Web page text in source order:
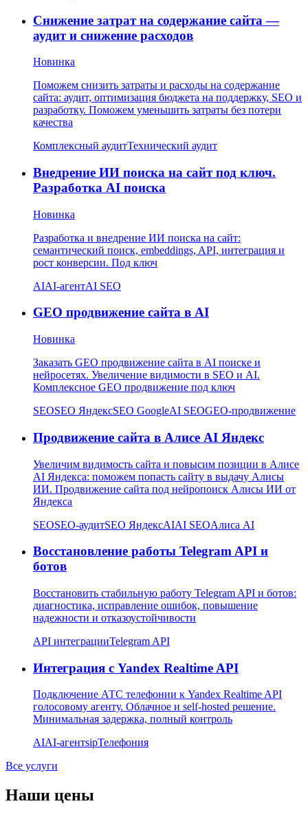
Снижение затрат на содержание сайта —
аудит и снижение расходов
Новинка
Поможем снизить затраты и расходы на содержание
сайта: аудит, оптимизация бюджета на поддержку, SEO и
разработку. Поможем уменьшить затраты без потери
качества
Комплексный аудитТехнический аудит
Внедрение ИИ поиска на сайт под ключ.
Разработка AI поиска
Новинка
Разработка и внедрение ИИ поиска на сайт:
семантический поиск, embeddings, API, интеграция и
рост конверсии. Под ключ
AIAI-агентAI SEO
GEO продвижение сайта в AI
Новинка
Заказать GEO продвижение сайта в AI поиске и
нейросетях. Увеличение видимости в SEO и AI.
Комплексное GEO продвижение под ключ
SEOSEO ЯндексSEO GoogleAI SEOGEO-продвижение
Продвижение сайта в Алисе AI Яндекс
Увеличим видимость сайта и повысим позиции в Алисе
AI Яндекса: поможем попасть сайту в выдачу Алисы
ИИ. Продвижение сайта под нейропоиск Алисы ИИ от
Яндекса
SEOSEO-аудитSEO ЯндексAIAI SEOАлиса AI
Восстановление работы Telegram API и
ботов
Восстановить стабильную работу Telegram API и ботов:
диагностика, исправление ошибок, повышение
надежности и отказоустойчивости
API интеграцииTelegram API
Интеграция с Yandex Realtime API
Подключение АТС телефонии к Yandex Realtime API
голосовому агенту. Облачное и self-hosted решение.
Минимальная задержка, полный контроль
AIAI-агентsipТелефония
Все услуги
Наши цены